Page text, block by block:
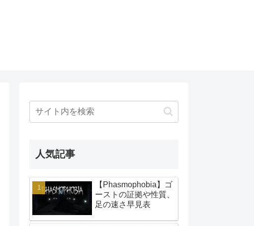
人気記事
【Phasmophobia】ゴ
ーストの証拠や性質、
足の速さ早見表